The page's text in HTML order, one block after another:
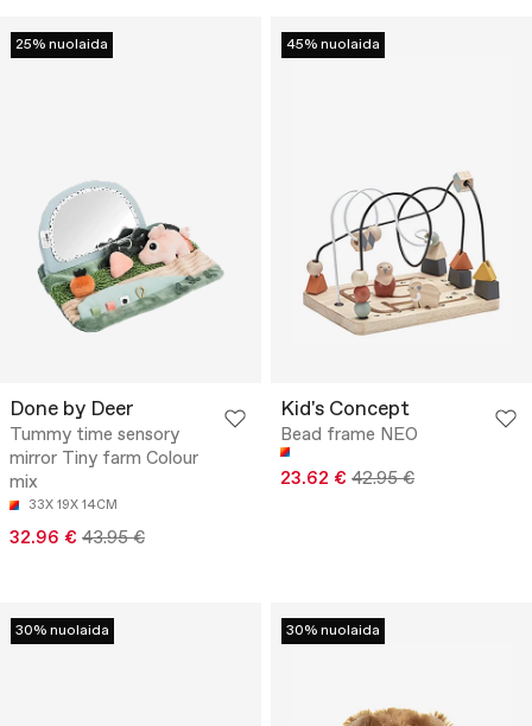
25% nuolaida
Done by Deer
Tummy time sensory
mirror Tiny farm Colour
mix
33X 19X 14CM
32.96 € 43.95 €
45% nuolaida
Kid's Concept
Bead frame NEO
23.62 € 42.95 €
30% nuolaida 30% nuolaida